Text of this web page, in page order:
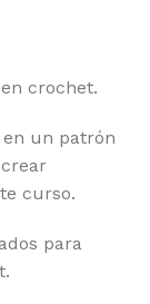
crochet.
un patrón
curso.
para